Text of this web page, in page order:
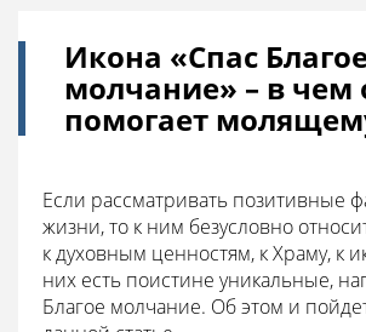
Икона «Спас
молчание» – в чем
помогает
Если рассматривать позитивные
жизни, то к ним безусловно
к духовным ценностям, к Храму, к
них есть поистине уникальные,
Благое молчание. Об этом и